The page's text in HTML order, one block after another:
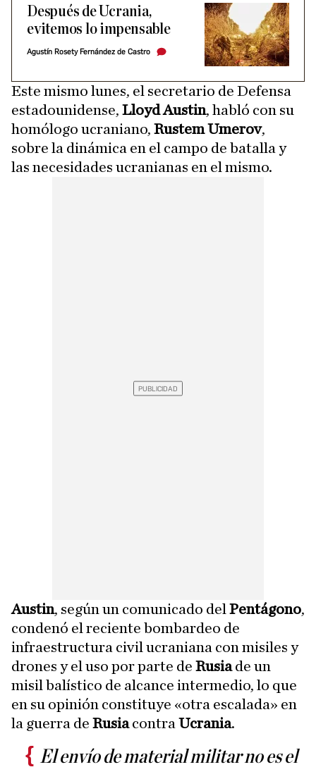
Después de Ucrania,
evitemos lo impensable
Agustín Rosety Fernández de Castro
Este mismo lunes, el secretario de Defensa
estadounidense, Lloyd Austin, habló con su
homólogo ucraniano, Rustem Umerov,
sobre la dinámica en el campo de batalla y
las necesidades ucranianas en el mismo.
Austin, según un comunicado del Pentágono,
condenó el reciente bombardeo de
infraestructura civil ucraniana con misiles y
drones y el uso por parte de Rusiade un
misil balístico de alcance intermedio, lo que
en su opinión constituye «otra escalada» en
la guerra de Rusiacontra Ucrania.
El envío de material militar no es el